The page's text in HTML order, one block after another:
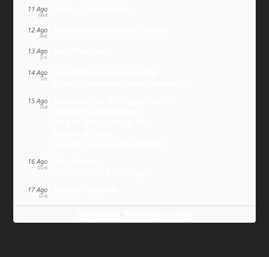
11 Ago
MAR
12 Ago
MIÉ
13 Ago
JUE
14 Ago
VIE
15 Ago
SÁB
16 Ago
DOM
17 Ago
LUN
·